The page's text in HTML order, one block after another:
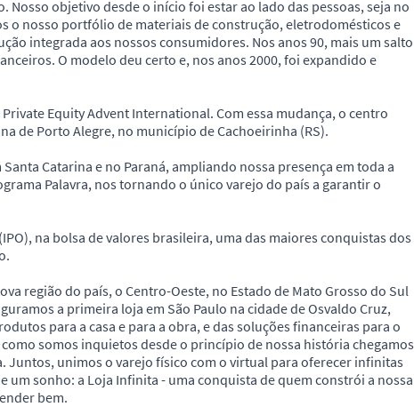
objetivo desde o início foi estar ao lado das pessoas, seja no
o nosso portfólio de materiais de construção, eletrodomésticos e
integrada aos nossos consumidores. Nos anos 90, mais um salto
O modelo deu certo e, nos anos 2000, foi expandido e
Equity Advent International. Com essa mudança, o centro
de Porto Alegre, no município de Cachoeirinha (RS).
Catarina e no Paraná, ampliando nossa presença em toda a
Palavra, nos tornando o único varejo do país a garantir o
na bolsa de valores brasileira, uma das maiores conquistas dos
região do país, o Centro-Oeste, no Estado de Mato Grosso do Sul
a primeira loja em São Paulo na cidade de Osvaldo Cruz,
para a casa e para a obra, e das soluções financeiras para o
somos inquietos desde o princípio de nossa história chegamos
Juntos, unimos o varejo físico com o virtual para oferecer infinitas
um sonho: a Loja Infinita - uma conquista de quem constrói a nossa
bem.